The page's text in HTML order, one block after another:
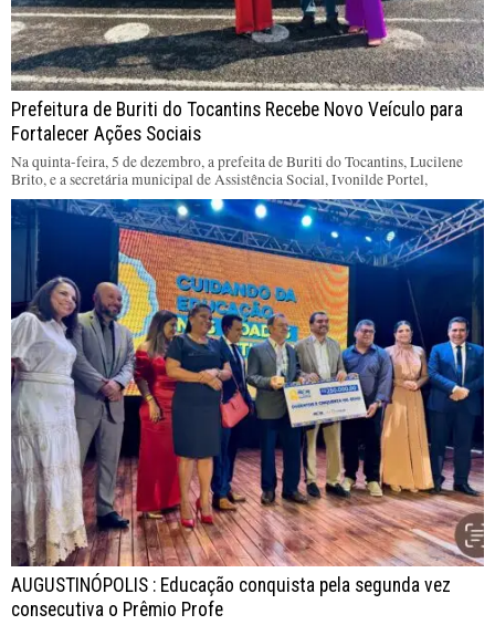
Prefeitura de Buriti do Tocantins Recebe Novo Veículo para
Fortalecer Ações Sociais
Na quinta-feira, 5 de dezembro, a prefeita de Buriti do Tocantins, Lucilene
Brito, e a secretária municipal de Assistência Social, Ivonilde Portel,
AUGUSTINÓPOLIS : Educação conquista pela segunda vez
consecutiva o Prêmio Profe